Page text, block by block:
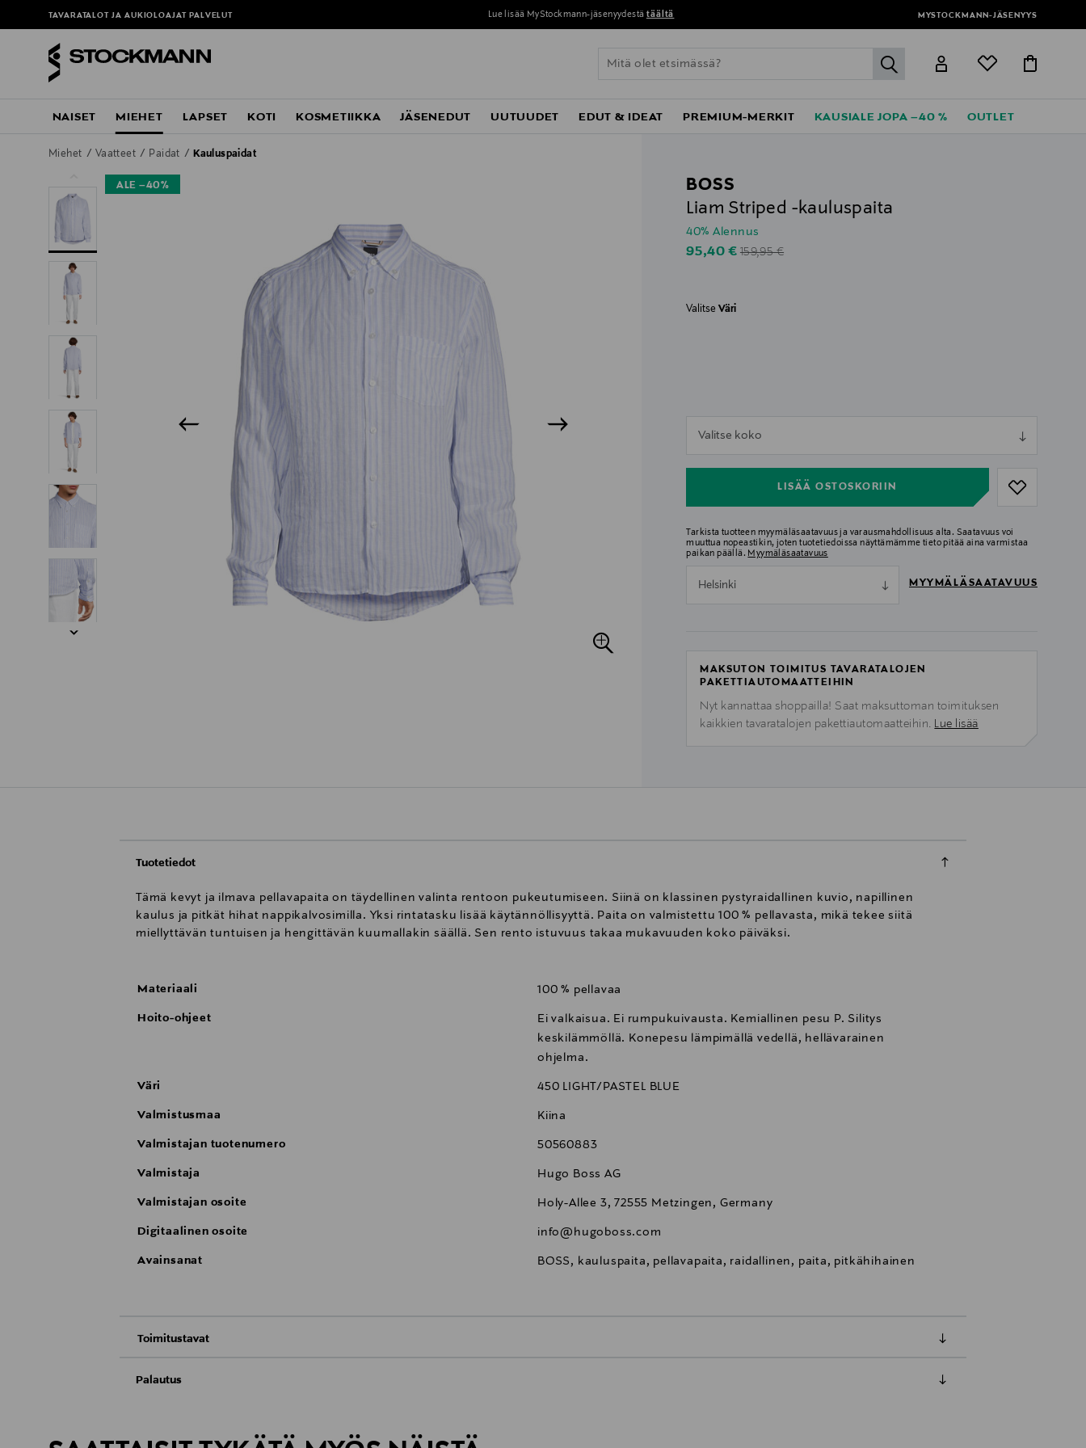
TAVARATALOT JA AUKIOLOAJAT PALVELUT Lue lisää MyStockmann-jäsenyydestä täältä MYSTOCKMANN-JÄSENYYS
label.header.go
NAISET MIEHET LAPSET KOTI KOSMETIIKKA JÄSENEDUT UUTUUDET EDUT & IDEAT PREMIUM-MERKIT KAUSIALE JOPA –40 % OUTLET
Miehet Vaatteet Paidat Kauluspaidat
ALE –40%
BOSS
Liam Striped -kauluspaita
40% Alennus
Discounted Price
95,40 € Original Price
159,95 €
ValitseVäri
Valitse koko
LISÄÄ OSTOSKORIIN
Tarkista tuotteen myymäläsaatavuus ja varausmahdollisuus alta. Saatavuus voi
muuttua nopeastikin, joten tuotetiedoissa näyttämämme tieto pitää aina varmistaa
paikan päällä. Myymäläsaatavuus
Helsinki MYYMÄLÄSAATAVUUS
MAKSUTON TOIMITUS TAVARATALOJEN
PAKETTIAUTOMAATTEIHIN
Nyt kannattaa shoppailla! Saat maksuttoman toimituksen
kaikkien tavaratalojen pakettiautomaatteihin. Lue lisää
Tuotetiedot
Tämä kevyt ja ilmava pellavapaita on täydellinen valinta rentoon pukeutumiseen. Siinä on klassinen pystyraidallinen kuvio, napillinen
kaulus ja pitkät hihat nappikalvosimilla. Yksi rintatasku lisää käytännöllisyyttä. Paita on valmistettu 100 % pellavasta, mikä tekee siitä
miellyttävän tuntuisen ja hengittävän kuumallakin säällä. Sen rento istuvuus takaa mukavuuden koko päiväksi.
Materiaali 100 % pellavaa
Hoito-ohjeet
Ei valkaisua. Ei rumpukuivausta. Kemiallinen pesu P. Silitys
keskilämmöllä. Konepesu lämpimällä vedellä, hellävarainen
ohjelma.
Väri 450 LIGHT/PASTEL BLUE
Valmistusmaa Kiina
Valmistajan tuotenumero 50560883
Valmistaja Hugo Boss AG
Valmistajan osoite Holy-Allee 3, 72555 Metzingen, Germany
Digitaalinen osoite info@hugoboss.com
Avainsanat BOSS, kauluspaita, pellavapaita, raidallinen, paita, pitkähihainen
Toimitustavat
Palautus